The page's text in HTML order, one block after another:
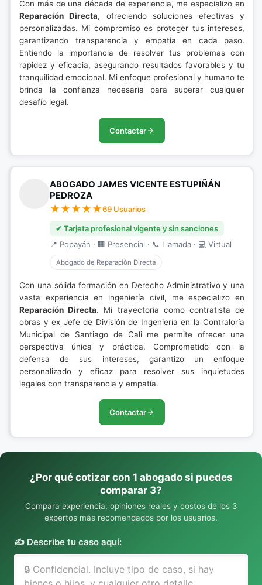
Con más de una década de experiencia, me especializo en
Reparación Directa, ofreciendo soluciones efectivas y
personalizadas. Mi compromiso es proteger tus intereses,
garantizando transparencia y empatía en cada paso.
Entiendo la importancia de resolver tus problemas con
rapidez y eficacia, asegurando resultados favorables y tu
tranquilidad emocional. Mi enfoque profesional y humano te
brinda la confianza necesaria para superar cualquier
desafío legal.
Contactar
ABOGADO JAMES VICENTE ESTUPIÑÁN
PEDROZA
69 Usuarios
✔ Tarjeta profesional vigente y sin sanciones
📍 Popayán · 🏢 Presencial · 📞 Llamada · 💻 Virtual
Abogado de Reparación Directa
Con una sólida formación en Derecho Administrativo y una
vasta experiencia en ingeniería civil, me especializo en
Reparación Directa. Mi trayectoria como contratista de
obras y ex Jefe de División de Ingeniería en la Contraloría
Municipal de Santiago de Cali me permite ofrecer una
perspectiva única y práctica. Comprometido con la
defensa de sus intereses, garantizo un enfoque
personalizado y eficaz para resolver sus inquietudes
legales con transparencia y empatía.
Contactar
¿Por qué cotizar con 1 abogado si puedes
comparar 3?
Compara experiencia, opiniones reales y costos de los 3
expertos más recomendados por los usuarios.
✍️ Describe tu caso aquí: